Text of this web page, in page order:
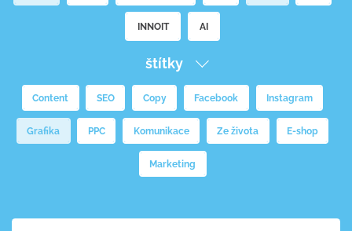
INNOIT AI
štítky
Content SEO Copy Facebook Instagram
Grafika PPC Komunikace Ze života E-shop
Marketing